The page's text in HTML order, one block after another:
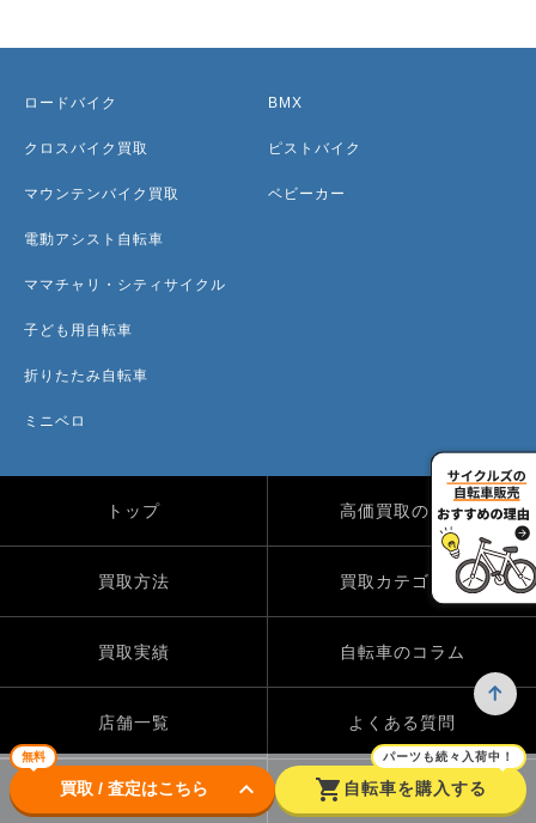
無料
買取 / 査定はこちら keyboard_arrow_down shopping_cart
パーツも続々入荷中！
自転車を購入する
ロードバイク
クロスバイク買取
マウンテンバイク買取
電動アシスト自転車
ママチャリ・シティサイクル
子ども用自転車
折りたたみ自転車
ミニベロ
BMX
ピストバイク
ベビーカー
トップ 高価買取のワケ
買取方法 買取カテゴリー
買取実績 自転車のコラム
店舗一覧 よくある質問
Instagram X